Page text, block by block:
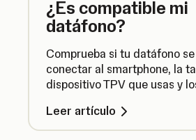
¿Es compatible mi
datáfono?
Comprueba si tu datáfono
conectar al smartphone, la
dispositivo TPV que usas y
aplicaciones.
Leer artículo